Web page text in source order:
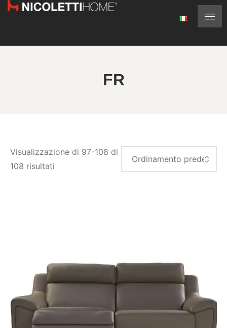
FR
Visualizzazione di 97-108 di
108 risultati